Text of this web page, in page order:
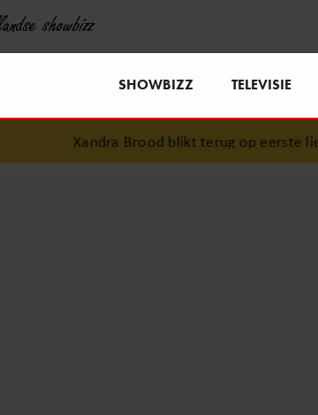
showbizz
SHOWBIZZ TELEVISIE
Xandra Brood blikt terug op eerste